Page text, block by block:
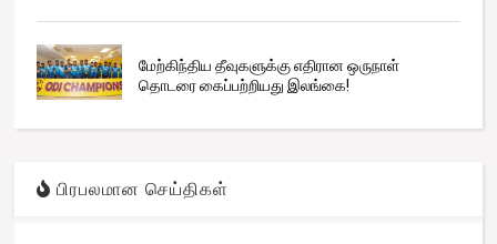
மேற்கிந்திய தீவுகளுக்கு எதிரான ஒருநாள்
தொடரை கைப்பற்றியது இலங்கை!
பிரபலமான செய்திகள்